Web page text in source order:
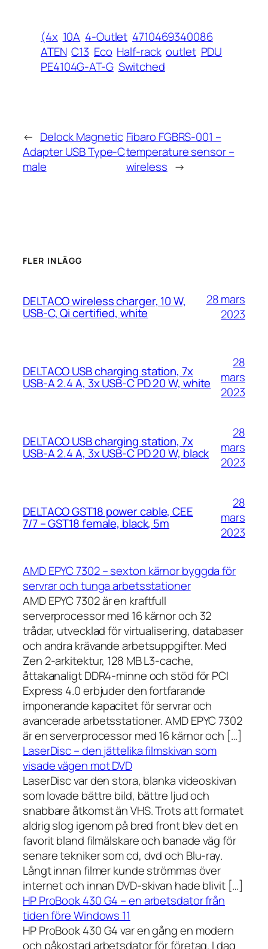
(4x 10A 4-Outlet 4710469340086
ATEN C13 Eco Half-rack outlet PDU
PE4104G-AT-G Switched
← Delock Magnetic
Adapter USB Type-C
male
Fibaro FGBRS-001 –
temperature sensor –
wireless →
FLER INLÄGG
DELTACO wireless charger, 10 W,
USB-C, Qi certified, white
28 mars
2023
DELTACO USB charging station, 7x
USB-A 2.4 A, 3x USB-C PD 20 W, white
28
mars
2023
DELTACO USB charging station, 7x
USB-A 2.4 A, 3x USB-C PD 20 W, black
28
mars
2023
DELTACO GST18 power cable, CEE
7/7 – GST18 female, black, 5m
28
mars
2023
AMD EPYC 7302 – sexton kärnor byggda för
servrar och tunga arbetsstationer
AMD EPYC 7302 är en kraftfull
serverprocessor med 16 kärnor och 32
trådar, utvecklad för virtualisering, databaser
och andra krävande arbetsuppgifter. Med
Zen 2-arkitektur, 128 MB L3-cache,
åttakanaligt DDR4-minne och stöd för PCI
Express 4.0 erbjuder den fortfarande
imponerande kapacitet för servrar och
avancerade arbetsstationer. AMD EPYC 7302
är en serverprocessor med 16 kärnor och […]
LaserDisc – den jättelika filmskivan som
visade vägen mot DVD
LaserDisc var den stora, blanka videoskivan
som lovade bättre bild, bättre ljud och
snabbare åtkomst än VHS. Trots att formatet
aldrig slog igenom på bred front blev det en
favorit bland filmälskare och banade väg för
senare tekniker som cd, dvd och Blu-ray.
Långt innan filmer kunde strömmas över
internet och innan DVD-skivan hade blivit […]
HP ProBook 430 G4 – en arbetsdator från
tiden före Windows 11
HP ProBook 430 G4 var en gång en modern
och påkostad arbetsdator för företag. I dag